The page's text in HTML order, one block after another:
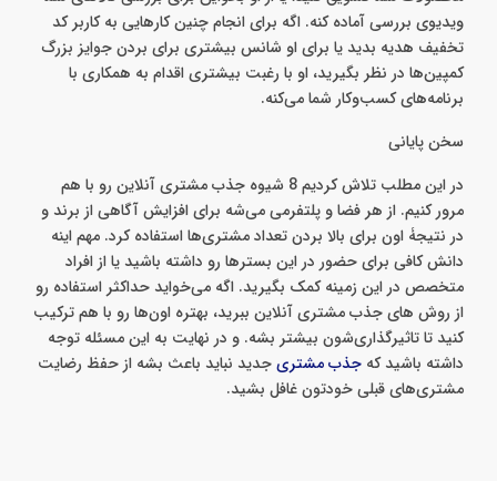
بره. مثلا می‌تونید مشتری خودتون رو به ساخت ویدیوی آنباکس از
محصولات شما تشویق کنید؛ یا از او بخواین برای بررسی کالاهای شما
ویدیوی بررسی آماده کنه. اگه برای انجام چنین کارهایی به کاربر کد
تخفیف هدیه بدید یا برای او شانس بیشتری برای بردن جوایز بزرگ
برنامه‌های کسب‌وکار شما می‌کنه.
سخن پایانی
در این مطلب تلاش کردیم 8 شیوه جذب مشتری آنلاین رو با هم
مرور کنیم. از هر فضا و پلتفرمی می‌شه برای افزایش آگاهی از برند و
در نتیجۀ اون برای بالا بردن تعداد مشتری‌ها استفاده کرد. مهم اینه
دانش کافی برای حضور در این بسترها رو داشته باشید یا از افراد
متخصص در این زمینه کمک بگیرید. اگه می‌خواید حداکثر استفاده رو
از روش های جذب مشتری آنلاین ببرید، بهتره اون‌ها رو با هم ترکیب
کنید تا تاثیرگذاری‌شون بیشتر بشه. و در نهایت به این مسئله توجه